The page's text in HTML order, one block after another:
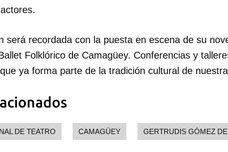
será recordada con la puesta en escena de su
Folklórico de Camagüey. Conferencias y
ya forma parte de la tradición cultural de
DE TEATRO CAMAGÜEY GERTRUDIS GÓMEZ